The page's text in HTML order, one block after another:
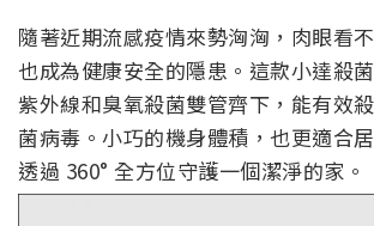
隨著近期流感疫情來勢洶洶，肉眼看
也成為健康安全的隱患。這款小達殺
紫外線和臭氧殺菌雙管齊下，能有效
菌病毒。小巧的機身體積，也更適合
透過 360° 全方位守護一個潔淨的家。